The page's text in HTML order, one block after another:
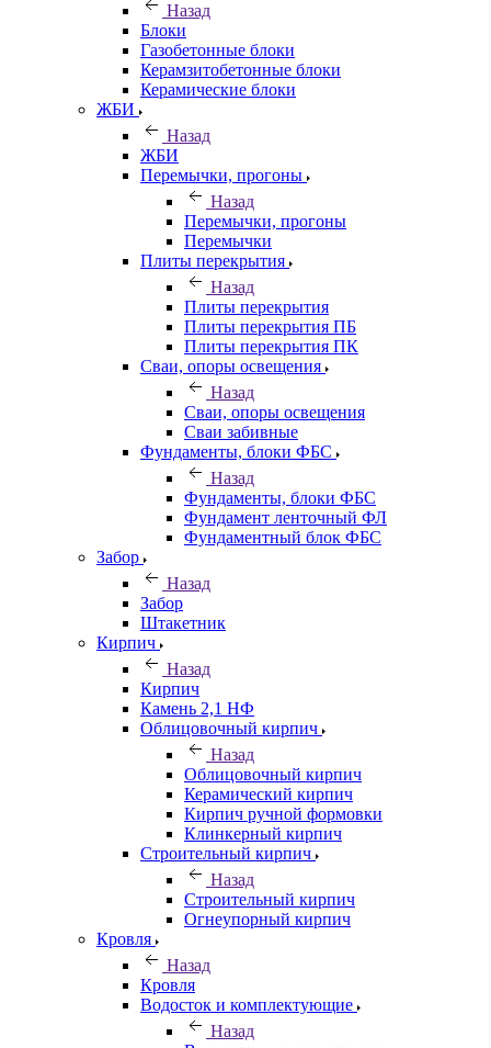
Назад
Блоки
Газобетонные блоки
Керамзитобетонные блоки
Керамические блоки
ЖБИ
Назад
ЖБИ
Перемычки, прогоны
Назад
Перемычки, прогоны
Перемычки
Плиты перекрытия
Назад
Плиты перекрытия
Плиты перекрытия ПБ
Плиты перекрытия ПК
Сваи, опоры освещения
Назад
Сваи, опоры освещения
Сваи забивные
Фундаменты, блоки ФБС
Назад
Фундаменты, блоки ФБС
Фундамент ленточный ФЛ
Фундаментный блок ФБС
Забор
Назад
Забор
Штакетник
Кирпич
Назад
Кирпич
Камень 2,1 НФ
Облицовочный кирпич
Назад
Облицовочный кирпич
Керамический кирпич
Кирпич ручной формовки
Клинкерный кирпич
Строительный кирпич
Назад
Строительный кирпич
Огнеупорный кирпич
Кровля
Назад
Кровля
Водосток и комплектующие
Назад